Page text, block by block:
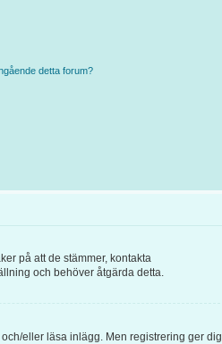
detta forum?
på att de stämmer, kontakta
och behöver åtgärda detta.
eller läsa inlägg. Men registrering ger dig